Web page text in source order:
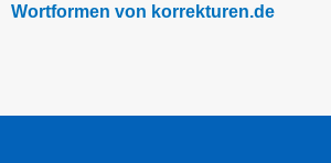
Wortformen von korrekturen.de